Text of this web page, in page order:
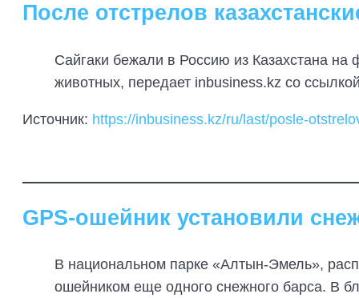
После отстрелов
Сайгаки бежали в Россию из Казахстана на
животных, передает inbusiness.kz со
Источник: https://inbusiness.kz/ru/last/posle-
GPS-ошейник установили
В национальном парке «Алтын-Эмель»,
ошейником еще одного снежного барса. В